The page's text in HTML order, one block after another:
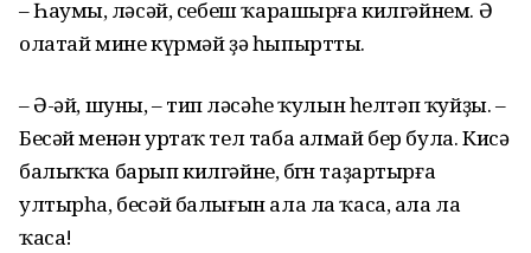
– Һаумы, өләсәй, себеш ҡара­шырға килгәйнем. Ә
олатай ми­не күрмәй ҙә һыпыртты.
– Ә-әй, шуны, – тип өләсәһе ҡулын һелтәп ҡуйҙы. –
Бесәй менән уртаҡ тел таба алмай бер була. Кисә
балыҡҡа барып килгәйне, бөгөн таҙартырға
ултырһа, бесәй балығын ала ла ҡаса, ала ла
ҡаса!